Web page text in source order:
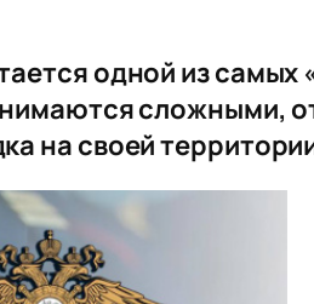
одной из самых
сложными,
на своей